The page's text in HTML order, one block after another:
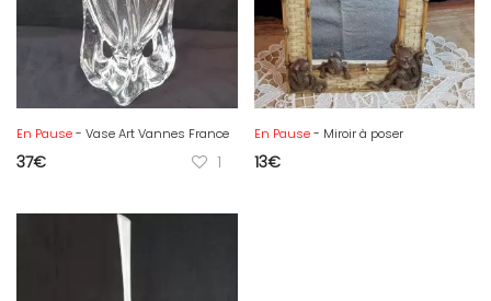
En Pause- Vase Art Vannes France
37€ 1
En Pause- Miroir à poser
13€